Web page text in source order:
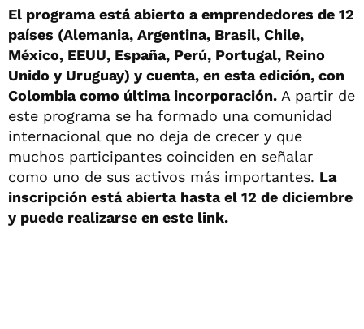
El programa está abierto a emprendedores de 12
países (Alemania, Argentina, Brasil, Chile,
México, EEUU, España, Perú, Portugal, Reino
Unido y Uruguay) y cuenta, en esta edición, con
Colombia como última incorporación. A partir de
este programa se ha formado una comunidad
internacional que no deja de crecer y que
muchos participantes coinciden en señalar
como uno de sus activos más importantes. La
inscripción está abierta hasta el 12 de diciembre
y puede realizarse en este link.